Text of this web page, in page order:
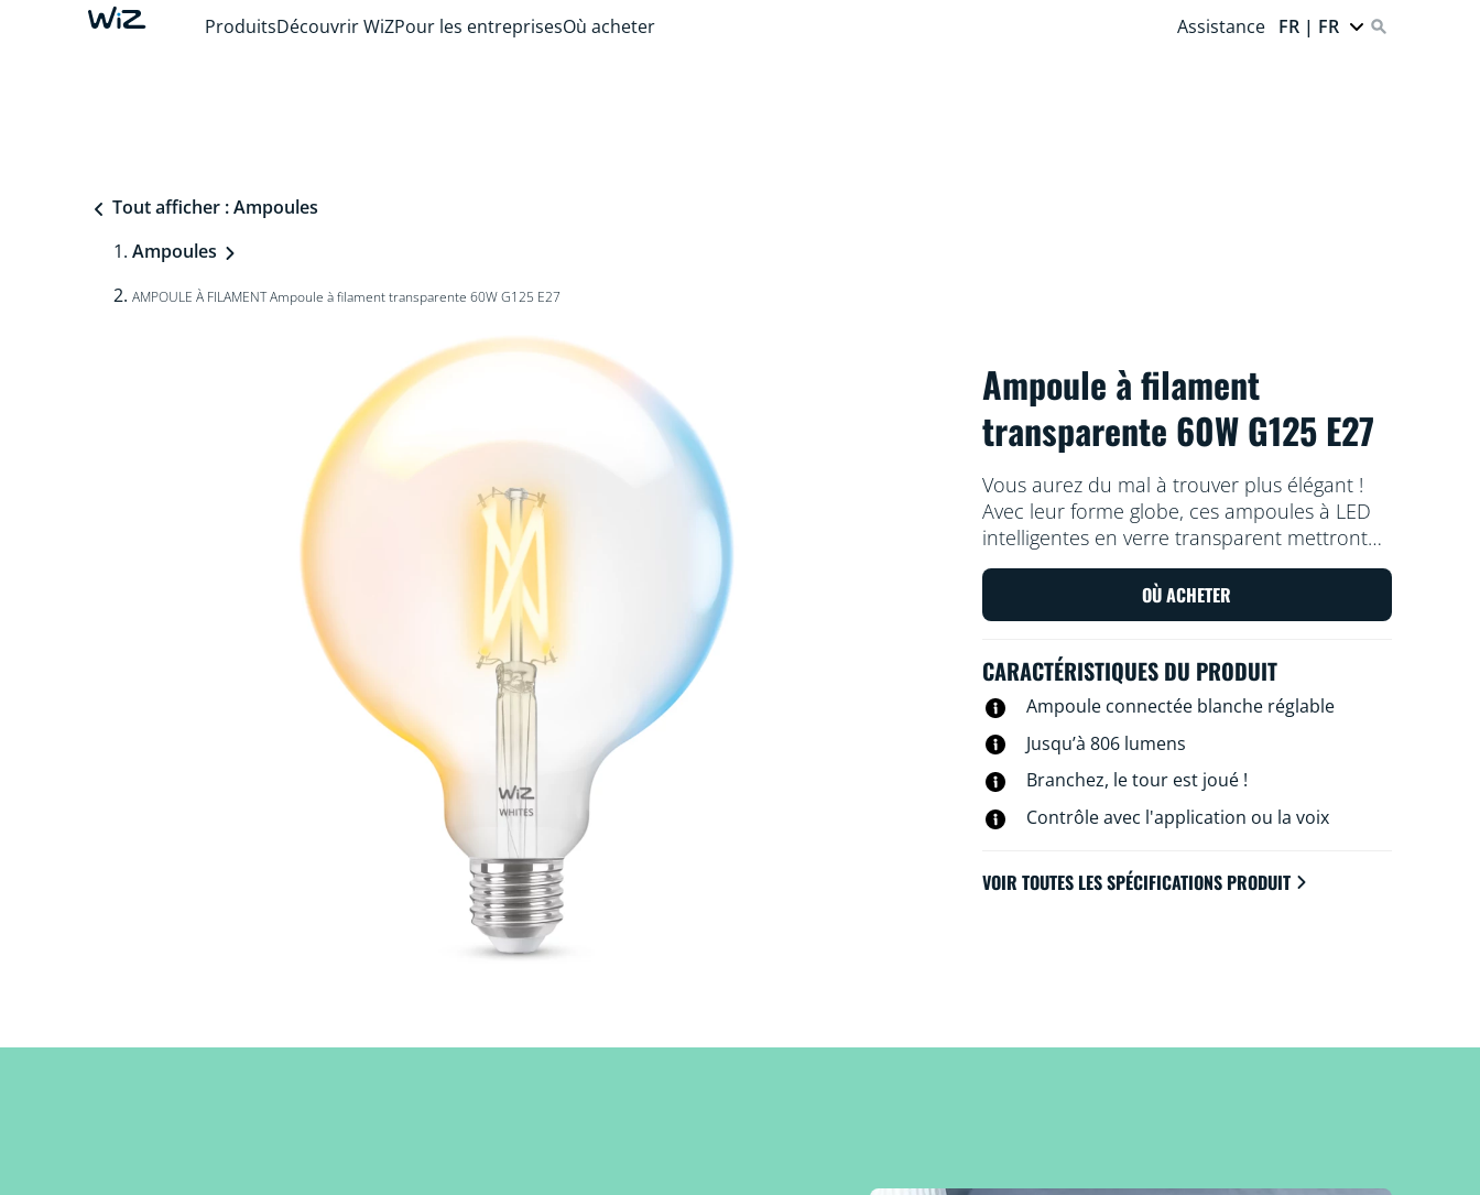
ProduitsDécouvrir WiZPour les entreprisesOù acheter Assistance FR | FR
Tout afficher : Ampoules
Ampoules
AMPOULE À FILAMENT Ampoule à filament transparente 60W G125 E27
Ampoule à filament
transparente 60W G125 E27
Vous aurez du mal à trouver plus élégant !
Avec leur forme globe, ces ampoules à LED
intelligentes en verre transparent mettront
un accent rétro dans vos équipements
décoratifs et tous les endroits où vous voulez
mettre une touche d’élégance. Faites votre
lumière blanche froide et chaude. Vous
pouvez aussi les programmer afin qu’elles
s’adaptent automatiquement à vos besoins
et à votre humeur. Et bien sûr, vous pouvez
les contrôler via votre réseau Wi-Fi et
associée ou à la voix.
OÙ ACHETER
CARACTÉRISTIQUES DU PRODUIT
Ampoule connectée blanche réglable
Jusqu’à 806 lumens
Branchez, le tour est joué !
Contrôle avec l'application ou la voix
VOIR TOUTES LES SPÉCIFICATIONS PRODUIT